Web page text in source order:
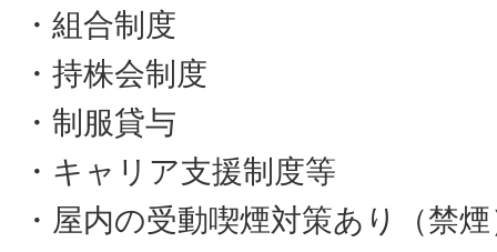
・組合制度
・持株会制度
・制服貸与
・キャリア支援制度等
・屋内の受動喫煙対策あり（禁